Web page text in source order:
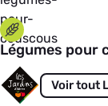
Légumes pour
Voir tout